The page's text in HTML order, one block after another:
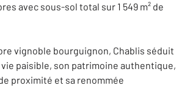
avec sous-sol total sur 1 549 m² de
vignoble bourguignon, Chablis séduit
vie paisible, son patrimoine authentique,
proximité et sa renommée